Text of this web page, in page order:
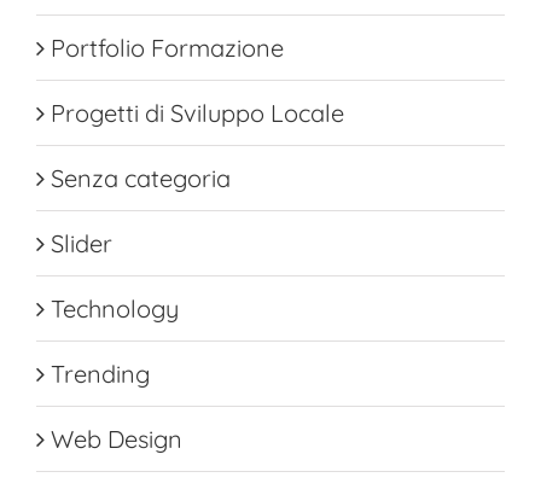
Portfolio Formazione
Progetti di Sviluppo Locale
Senza categoria
Slider
Technology
Trending
Web Design